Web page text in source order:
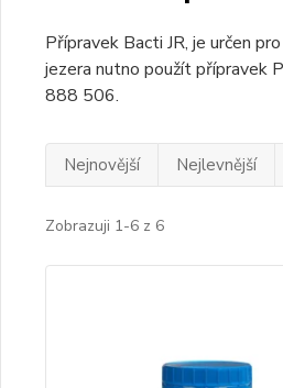
Přípravek Bacti JR, je určen
jezera nutno použít přípravek
888 506.
Nejnovější Nejlevnější
Zobrazuji 1-6 z 6